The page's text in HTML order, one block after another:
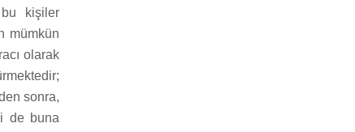
bu kişiler
mümkün
olarak
sonra,
de buna